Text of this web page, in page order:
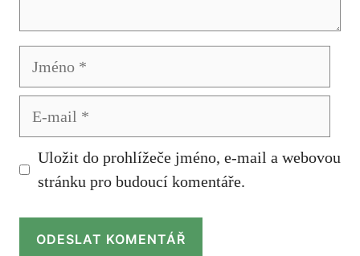
Jméno
Uložit do prohlížeče jméno, e-mail a webovou
stránku pro budoucí komentáře.